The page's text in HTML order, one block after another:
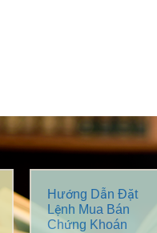
Hướng Dẫn Đặt
Lệnh Mua Bán
Chứng Khoán